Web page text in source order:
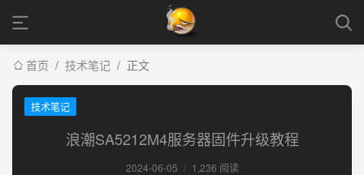
首页 / 技术笔记 / 正文
技术笔记
浪潮SA5212M4服务器固件升级教程
2024-06-05 / 1,236 阅读